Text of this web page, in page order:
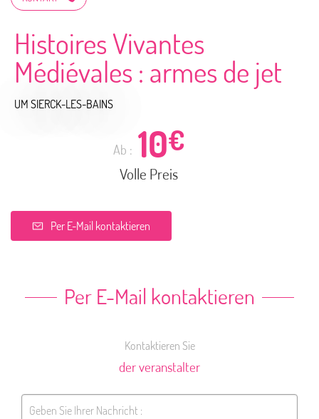
Histoires Vivantes
Médiévales : armes de jet
UM SIERCK-LES-BAINS
Ab : 10€
Volle Preis
Per E-Mail kontaktieren
Per E-Mail kontaktieren
Kontaktieren Sie
der veranstalter